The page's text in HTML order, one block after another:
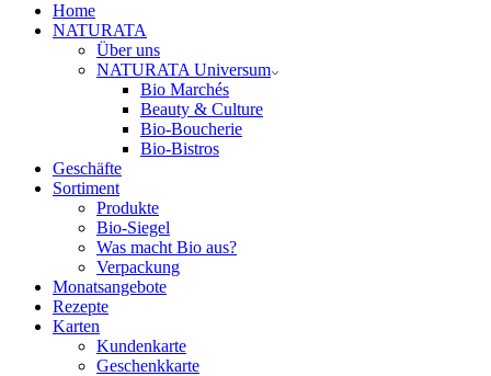
Home
NATURATA
Über uns
NATURATA Universum
Bio Marchés
Beauty & Culture
Bio-Boucherie
Bio-Bistros
Geschäfte
Sortiment
Produkte
Bio-Siegel
Was macht Bio aus?
Verpackung
Monatsangebote
Rezepte
Karten
Kundenkarte
Geschenkkarte